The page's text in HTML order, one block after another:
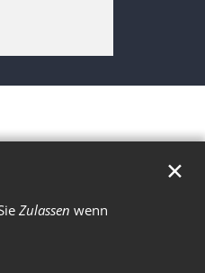
Zulassen wenn
✕